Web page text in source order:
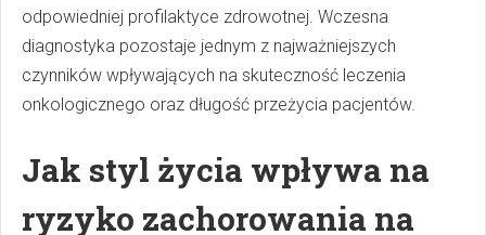
odpowiedniej profilaktyce zdrowotnej. Wczesna
diagnostyka pozostaje jednym z najważniejszych
czynników wpływających na skuteczność leczenia
onkologicznego oraz długość przeżycia pacjentów.
Jak styl życia wpływa na
ryzyko zachorowania na